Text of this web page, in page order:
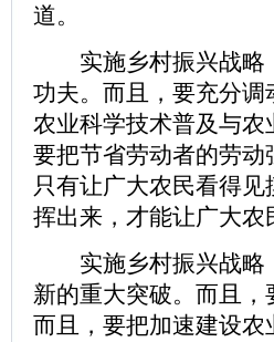
道。
实施乡村振兴战略
功夫。而且，要充分
农业科学技术普及与
要把节省劳动者的劳
只有让广大农民看得
挥出来，才能让广大
实施乡村振兴战略
新的重大突破。而且
而且，要把加速建设农